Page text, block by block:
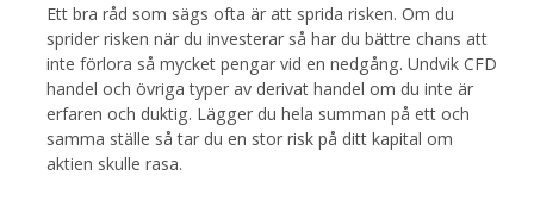
Ett bra råd som sägs ofta är att sprida risken. Om du
sprider risken när du investerar så har du bättre chans att
inte förlora så mycket pengar vid en nedgång. Undvik CFD
handel och övriga typer av derivat handel om du inte är
erfaren och duktig. Lägger du hela summan på ett och
samma ställe så tar du en stor risk på ditt kapital om
aktien skulle rasa.